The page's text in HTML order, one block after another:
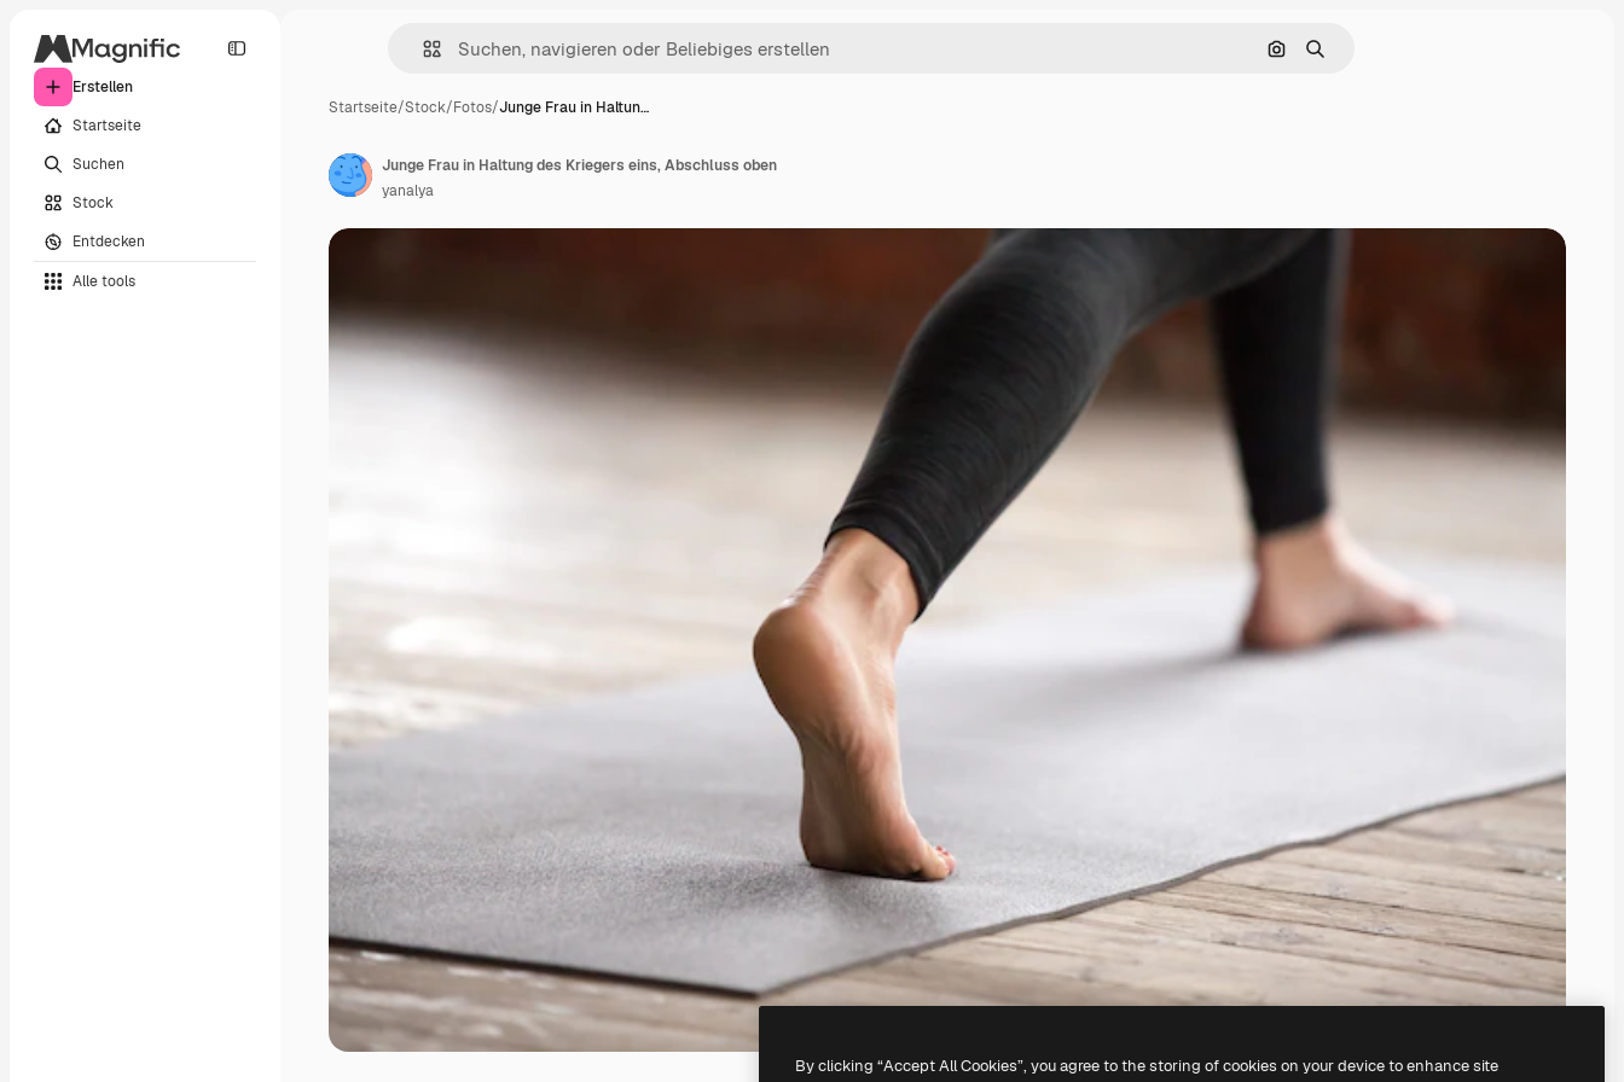
Erstellen
Startseite
Suchen
Stock
Entdecken
Alle tools
Nach Bild suchen
Suchen
Startseite/Stock/Fotos/Junge Frau in Haltun…
Junge Frau in Haltung des Kriegers eins, Abschluss oben
yanalya
By clicking “Accept All Cookies”, you agree to the storing of cookies on your device to enhance site